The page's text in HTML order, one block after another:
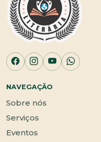
NAVEGAÇÃO
Sobre nós
Serviços
Eventos